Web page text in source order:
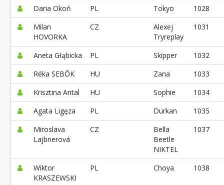
Daria Okoń PL Tokyo
1028
Milan
HOVORKA
CZ
Alexej
Tryreplay
1031
Aneta Głąbicka PL Skipper
1032
Réka SEBŐK
HU Zana
1033
Krisztina Antal
HU Sophie
1034
Agata Ligęza
PL Durkan
1035
Miroslava
Lajbnerová
CZ
Bella
Beetle
NIKTEL
1037
Wiktor
KRASZEWSKI
PL Choya 1038